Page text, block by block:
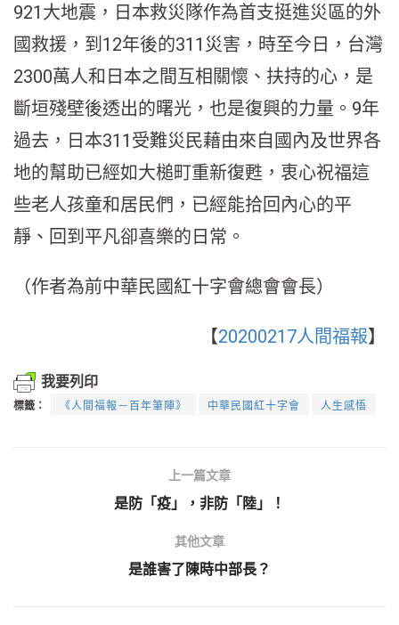
921大地震，日本救災隊作為首支挺進災區的外
國救援，到12年後的311災害，時至今日，台灣
2300萬人和日本之間互相關懷、扶持的心，是
斷垣殘壁後透出的曙光，也是復興的力量。9年
過去，日本311受難災民藉由來自國內及世界各
地的幫助已經如大槌町重新復甦，衷心祝福這
些老人孩童和居民們，已經能拾回內心的平
靜、回到平凡卻喜樂的日常。
（作者為前中華民國紅十字會總會會長）
【20200217人間福報】
我要列印
標籤： 《人間福報－百年筆陣》 中華民國紅十字會 人生感悟
上一篇文章
是防「疫」，非防「陸」！
其他文章
是誰害了陳時中部長？